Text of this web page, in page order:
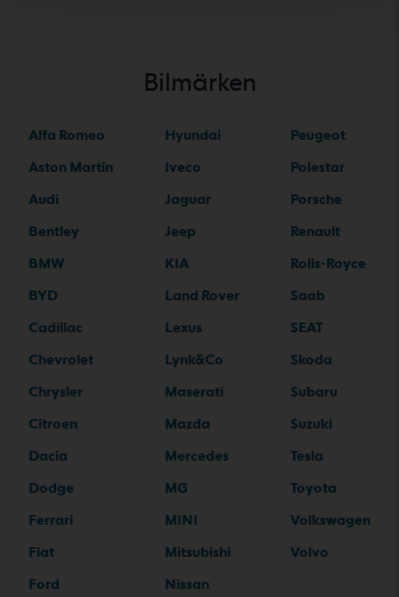
Bilmärken
Alfa Romeo
Aston Martin
Audi
Bentley
BMW
BYD
Cadillac
Chevrolet
Chrysler
Citroen
Dacia
Dodge
Ferrari
Fiat
Ford
Hyundai
Iveco
Jaguar
Jeep
KIA
Land Rover
Lexus
Lynk&Co
Maserati
Mazda
Mercedes
MG
MINI
Mitsubishi
Nissan
Peugeot
Polestar
Porsche
Renault
Rolls-Royce
Saab
SEAT
Skoda
Subaru
Suzuki
Tesla
Toyota
Volkswagen
Volvo